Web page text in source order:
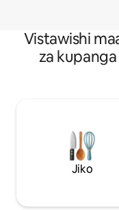
Vistawishi
za
Jiko